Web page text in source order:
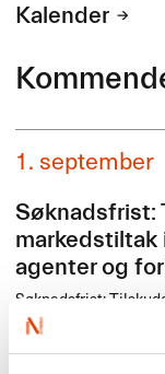
Kalender
1. september
Søknadsfrist:
markedstiltak
agenter og
Søknadsfrist:
(for norske agenter
Ordningen skal